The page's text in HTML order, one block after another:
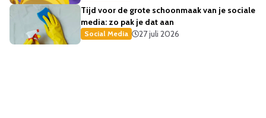
Tijd voor de grote schoonmaak van je sociale
media: zo pak je dat aan
Social Media 27 juli 2026